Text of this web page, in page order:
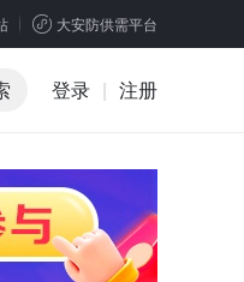
大安防供需平台
登录 | 注册